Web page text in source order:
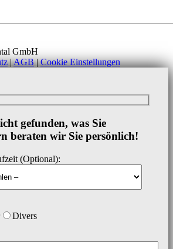
GmbH
|AGB|Cookie Einstellungen
gefunden, was Sie
beraten wir Sie persönlich!
(Optional):
Divers